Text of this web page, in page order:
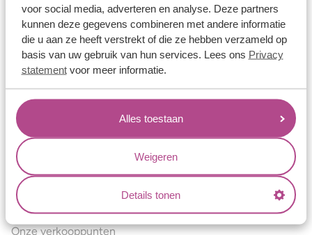
voor social media, adverteren en analyse. Deze partners
kunnen deze gegevens combineren met andere informatie
die u aan ze heeft verstrekt of die ze hebben verzameld op
basis van uw gebruik van hun services. Lees ons Privacy
statementvoor meer informatie.
Alles toestaan
Weigeren
Details tonen
Aller Spanninga
Historie
Certificaten
Blogs
Jouw voordelen
Conflictvrije Materialen
Oneindig veel mogelijkheden
Kwaliteit
Juweliers & Contact
Onze verkooppunten